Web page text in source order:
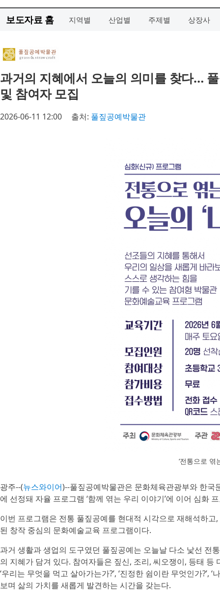
보도자료 홈 지역별 산업별 주제별 상장사
과거의 지혜에서 오늘의 의미를 찾다…
및 참여자 모집
2026-06-11 12:00 출처: 풀짚공예박물관
‘전통으로 엮
광주--(뉴스와이어)--풀짚공예박물관은 문화체육관광부와 한
에 선정돼 자율 프로그램 ‘함께 엮는 우리 이야기’에 이어 심화
이번 프로그램은 전통 풀짚공예를 현대적 시각으로 재해석하
된 창작 중심의 문화예술교육 프로그램이다.
과거 생활과 생업의 도구였던 풀짚공예는 오늘날 다소 낯선 전
의 지혜가 담겨 있다. 참여자들은 짚신, 조리, 씨오쟁이, 등태
‘우리는 무엇을 먹고 살아가는가?’, ‘진정한 쉼이란 무엇인가
보며 삶의 가치를 새롭게 발견하는 시간을 갖는다.